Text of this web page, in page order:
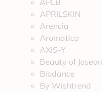
APLB
APRILSKIN
Arencia
Aromatica
AXIS-Y
Beauty of Joseon
Biodance
By Wishtrend